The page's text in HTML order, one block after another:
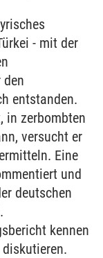
- mit der
entstanden.
in zerbombten
versucht er
Eine
und
deutschen
kennen